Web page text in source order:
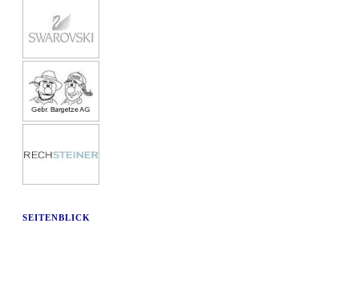
SEITENBLICK